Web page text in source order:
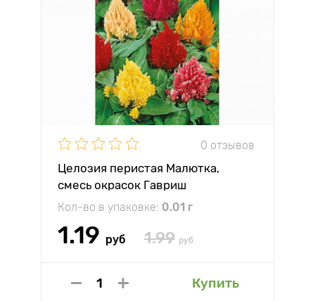
0 отзывов
Целозия перистая Малютка,
смесь окрасок Гавриш
Кол-во в упаковке: 0.01 г
1.19 руб 1.99 руб
Купить